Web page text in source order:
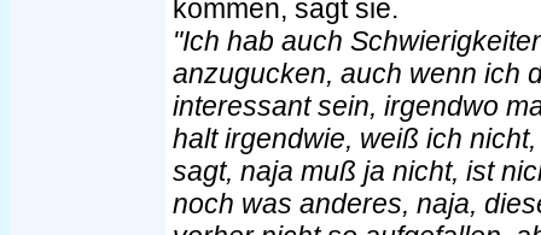
kommen, sagt sie.
"Ich hab auch
anzugucken, auch wenn ich
interessant sein, irgendwo
halt irgendwie, weiß ich
sagt, naja muß ja nicht, ist
noch was anderes, naja,